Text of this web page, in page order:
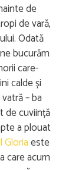
de
de vară,
Odată
bucurăm
care-
calde și
– ba
de cuviință
a plouat
Gloriaeste
care acum